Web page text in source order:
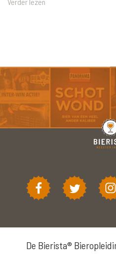
De Bierista®